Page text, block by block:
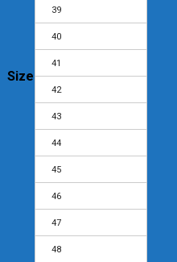
Size
39
40
41
42
43
44
45
46
47
48